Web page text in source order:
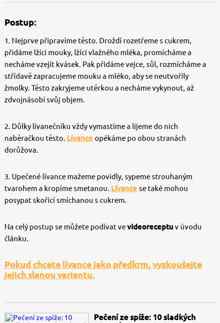
Postup:
1. Nejprve připravíme těsto. Droždí rozetřeme s cukrem,
přidáme lžíci mouky, lžíci vlažného mléka, promícháme a
necháme vzejít kvásek. Pak přidáme vejce, sůl, rozmícháme a
střídavě zapracujeme mouku a mléko, aby se neutvořily
žmolky. Těsto zakryjeme utěrkou a necháme vykynout, až
zdvojnásobí svůj objem.
2. Důlky lívanečníku vždy vymastíme a lijeme do nich
naběračkou těsto. Lívance opékáme po obou stranách
dorůžova.
3. Upečené lívance mažeme povidly, sypeme strouhaným
tvarohem a kropíme smetanou. Lívance se také mohou
posypat skořicí smíchanou s cukrem.
Na celý postup se můžete podívat vevideoreceptuv úvodu
článku.
Pokud chcete lívance jako předkrm, vyzkoušejte
jejich slanou variantu.
Pečení ze spíže: 10 sladkých